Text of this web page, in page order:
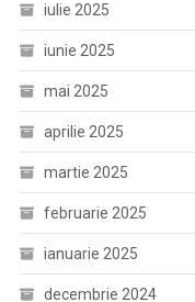
iulie 2025
iunie 2025
mai 2025
aprilie 2025
martie 2025
februarie 2025
ianuarie 2025
decembrie 2024